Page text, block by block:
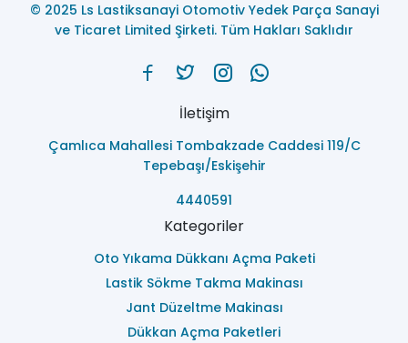
© 2025 Ls Lastiksanayi Otomotiv Yedek Parça Sanayi
ve Ticaret Limited Şirketi. Tüm Hakları Saklıdır
İletişim
Çamlıca Mahallesi Tombakzade Caddesi 119/C
Tepebaşı/Eskişehir
4440591
Kategoriler
Oto Yıkama Dükkanı Açma Paketi
Lastik Sökme Takma Makinası
Jant Düzeltme Makinası
Dükkan Açma Paketleri